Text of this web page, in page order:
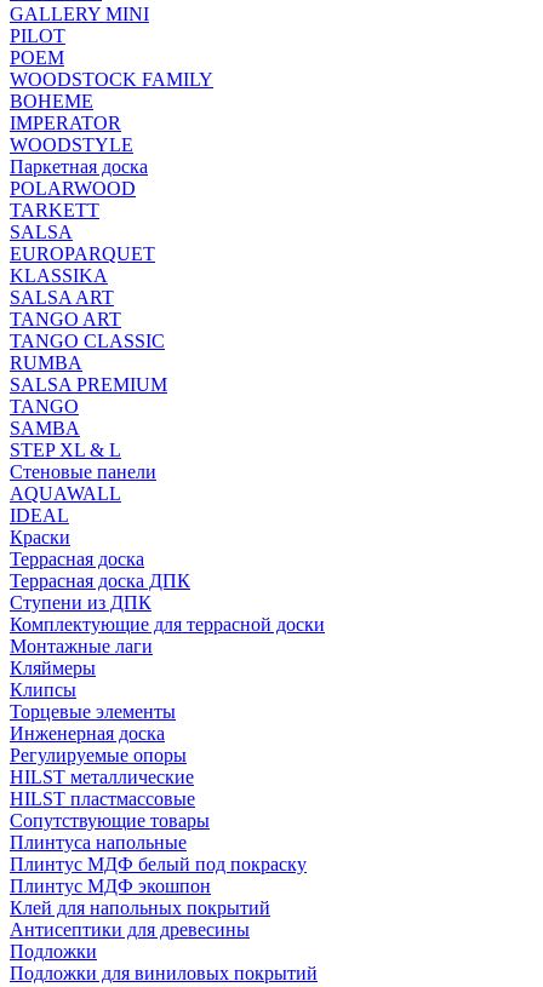
GALLERY MINI
PILOT
POEM
WOODSTOCK FAMILY
BOHEME
IMPERATOR
WOODSTYLE
Паркетная доска
POLARWOOD
TARKETT
SALSA
EUROPARQUET
KLASSIKA
SALSA ART
TANGO ART
TANGO CLASSIC
RUMBA
SALSA PREMIUM
TANGO
SAMBA
STEP XL & L
Стеновые панели
AQUAWALL
IDEAL
Краски
Террасная доска
Террасная доска ДПК
Ступени из ДПК
Комплектующие для террасной доски
Монтажные лаги
Кляймеры
Клипсы
Торцевые элементы
Инженерная доска
Регулируемые опоры
HILST металлические
HILST пластмассовые
Сопутствующие товары
Плинтуса напольные
Плинтус МДФ белый под покраску
Плинтус МДФ экошпон
Клей для напольных покрытий
Антисептики для древесины
Подложки
Подложки для виниловых покрытий